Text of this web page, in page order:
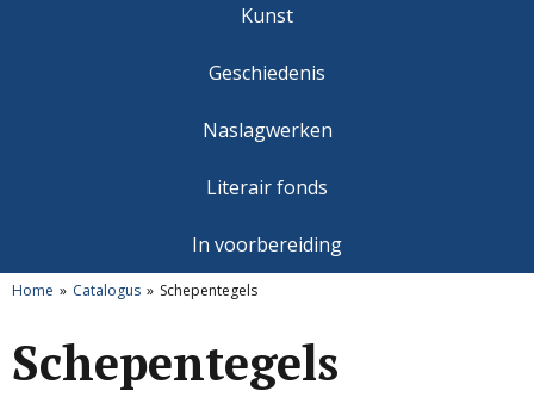
Kunst
Geschiedenis
Naslagwerken
Literair fonds
In voorbereiding
Home Catalogus Schepentegels
Schepentegels